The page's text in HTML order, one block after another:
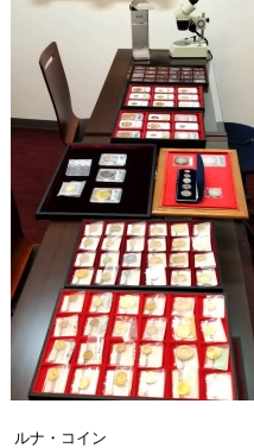
ルナ・コイン